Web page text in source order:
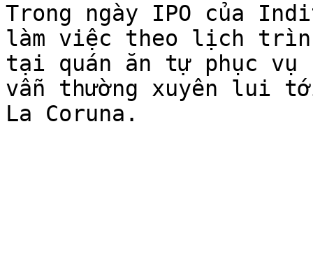
Trong ngày IPO của
làm việc theo lịch
tại quán ăn tự phục vụ
vẫn thường xuyên lui